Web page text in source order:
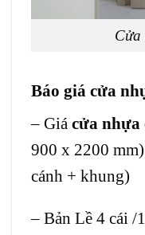
Cửa
Báo giá cửa
– Giá cửa nhựa
900 x 2200
cánh + khung)
– Bản Lề 4 cái /